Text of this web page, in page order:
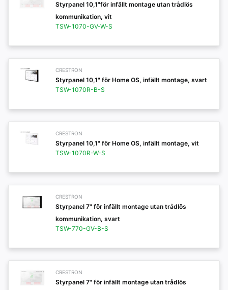
Styrpanel 10,1"för infällt montage utan trådlös
kommunikation, vit
TSW-1070-GV-W-S
CRESTRON
Styrpanel 10,1" för Home OS, infällt montage, svart
TSW-1070R-B-S
CRESTRON
Styrpanel 10,1" för Home OS, infällt montage, vit
TSW-1070R-W-S
CRESTRON
Styrpanel 7" för infällt montage utan trådlös
kommunikation, svart
TSW-770-GV-B-S
CRESTRON
Styrpanel 7" för infällt montage utan trådlös